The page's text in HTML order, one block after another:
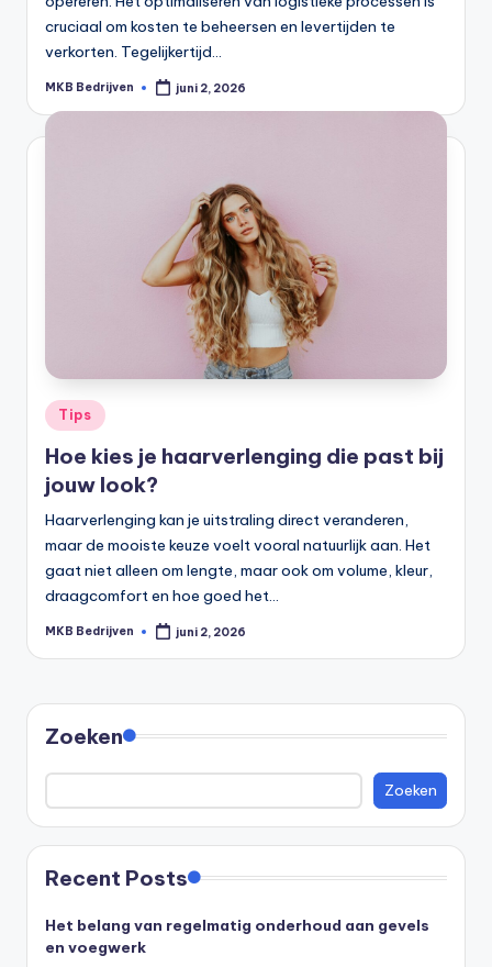
cruciaal om kosten te beheersen en levertijden te
verkorten. Tegelijkertijd…
MKB Bedrijven juni 2, 2026
Tips
Hoe kies je haarverlenging die past bij
jouw look?
Haarverlenging kan je uitstraling direct veranderen,
maar de mooiste keuze voelt vooral natuurlijk aan. Het
gaat niet alleen om lengte, maar ook om volume, kleur,
draagcomfort en hoe goed het…
MKB Bedrijven juni 2, 2026
Zoeken
Zoeken
Recent Posts
Het belang van regelmatig onderhoud aan gevels
en voegwerk